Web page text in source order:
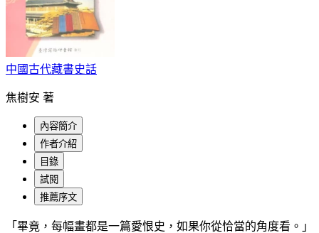
中國古代藏書史話
焦樹安 著
內容簡介
作者介紹
目錄
試閱
推薦序文
「畢竟，每幅畫都是一篇愛恨史，如果你從恰當的角度看。」